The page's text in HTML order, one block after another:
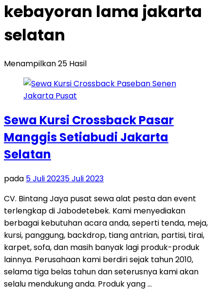
kebayoran lama jakarta
selatan
Menampilkan 25 Hasil
Sewa Kursi Crossback Pasar
Manggis Setiabudi Jakarta
Selatan
pada 5 Juli 20235 Juli 2023
CV. Bintang Jaya pusat sewa alat pesta dan event
terlengkap di Jabodetebek. Kami menyediakan
berbagai kebutuhan acara anda, seperti tenda, meja,
kursi, panggung, backdrop, tiang antrian, partisi, tirai,
karpet, sofa, dan masih banyak lagi produk-produk
lainnya. Perusahaan kami berdiri sejak tahun 2010,
selama tiga belas tahun dan seterusnya kami akan
selalu mendukung anda. Produk yang …